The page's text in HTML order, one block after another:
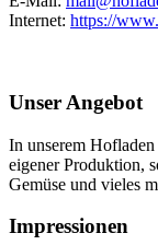
Internet: https://
Unser Angebot
In unserem
eigener Produktion,
Gemüse und vieles
Impressionen